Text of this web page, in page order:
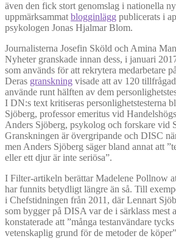
även den fick stort genomslag i nationella
uppmärksammat blogginlägg publicerats i
psykologen Jonas Hjalmar Blom.
Journalisterna Josefin Sköld och Amina
Nyheter granskade innan dess, i januari
som används för att rekrytera medarbetare
Deras granskning visade att av 120
använde runt hälften av dem
I DN:s text kritiseras personlighetstesterna
Sjöberg, professor emeritus vid
Anders Sjöberg, psykolog och forskare vid
Granskningen är övergripande och DISC
men Anders Sjöberg säger bland annat att
eller ett djur är inte seriösa”.
I Filter-artikeln berättar Madelene Pollnow
har funnits betydligt längre än så. Till
i Chefstidningen från 2011, där Lennart
som bygger på DISA var de i särklass mest
konstaterade att ”många testanvändare
vetenskaplig grund för de metoder de